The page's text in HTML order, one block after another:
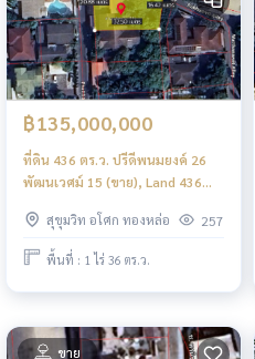
฿135,000,000
ที่ดิน 436 ตร.ว. ปรีดีพนมยงค์ 26
พัฒนเวศม์ 15 (ขาย), Land 436
Pattanawet 15 (FOR SALE)
NS010
สุขุมวิท อโศก ทองหล่อ 257
พื้นที่ : 1 ไร่ 36 ตร.ว.
ขาย